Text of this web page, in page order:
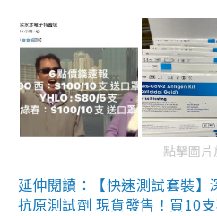
點擊圖片
延伸閱讀：【快速測試套裝
抗原測試劑 現貨發售！買10